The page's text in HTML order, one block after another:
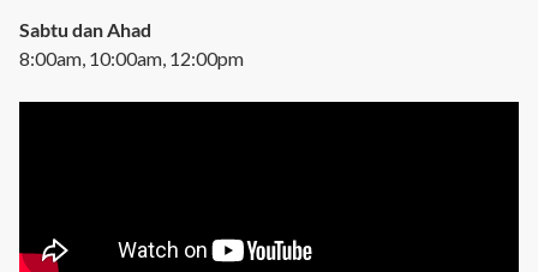
Sabtu dan Ahad
8:00am, 10:00am, 12:00pm